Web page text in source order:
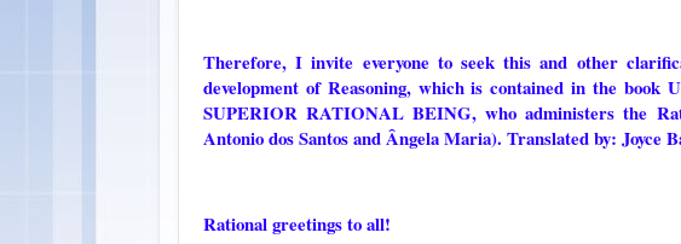
Therefore, I invite everyone to seek this and other
development of Reasoning, which is contained in the book
SUPERIOR RATIONAL BEING, who administers the
Antonio dos Santos and Ângela Maria). Translated by: Joyce
Rational greetings to all!